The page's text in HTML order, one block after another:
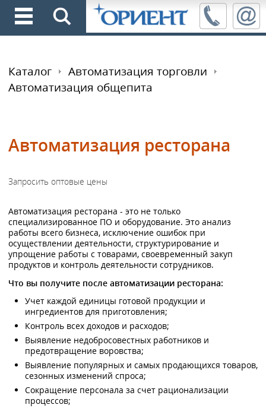
Каталог
Автоматизация торговли
Автоматизация общепита
Автоматизация ресторана
Автоматизация ресторана - это не только
специализированное ПО и оборудование. Это анализ
работы всего бизнеса, исключение ошибок при
осуществлении деятельности, структурирование и
упрощение работы с товарами, своевременный закуп
продуктов и контроль деятельности сотрудников.
Что вы получите после автоматизации ресторана:
Учет каждой единицы готовой продукции и
ингредиентов для приготовления;
Контроль всех доходов и расходов;
Выявление недобросовестных работников и
предотвращение воровства;
Выявление популярных и самых продающихся товаров,
сезонных изменений спроса;
Сокращение персонала за счет рационализации
процессов;